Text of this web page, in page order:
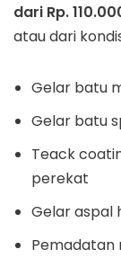
dari Rp.
atau dari
Gelar batu
Gelar batu
Teack
perekat
Gelar aspal
Pemadatan